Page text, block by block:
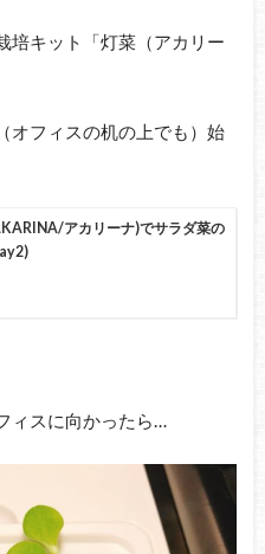
培キット「灯菜（アカリー
オフィスの机の上でも）始
アカリーナ)でサラダ菜の
ィスに向かったら…